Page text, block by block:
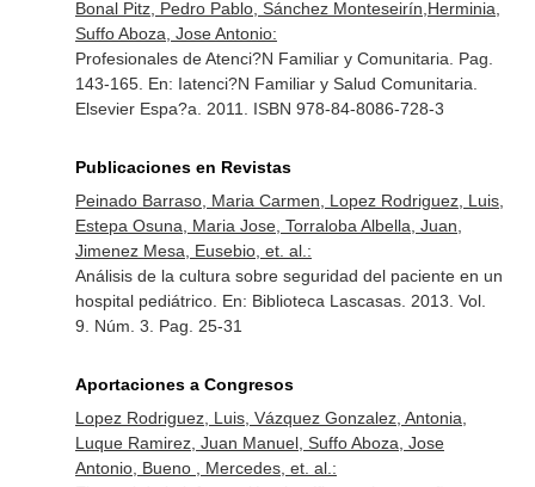
Bonal Pitz, Pedro Pablo, Sánchez Monteseirín,Herminia,
Suffo Aboza, Jose Antonio:
Profesionales de Atenci?N Familiar y Comunitaria. Pag.
143-165. En: Iatenci?N Familiar y Salud Comunitaria
Elsevier Espa?a. 2011. ISBN 978-84-8086-728-3
Publicaciones en Revistas
Peinado Barraso, Maria Carmen, Lopez Rodriguez, Luis,
Estepa Osuna, Maria Jose, Torraloba Albella, Juan,
Jimenez Mesa, Eusebio, et. al.:
Análisis de la cultura sobre seguridad del paciente en un
hospital pediátrico. En: Biblioteca Lascasas. 2013. Vol.
9. Núm. 3. Pag. 25-31
Aportaciones a Congresos
Lopez Rodriguez, Luis, Vázquez Gonzalez, Antonia,
Luque Ramirez, Juan Manuel, Suffo Aboza, Jose
Antonio, Bueno , Mercedes, et. al.: